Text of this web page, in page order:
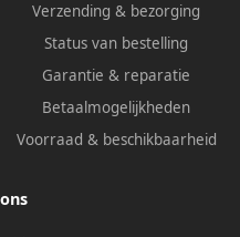
Verzending & bezorging
Status van bestelling
Garantie & reparatie
Betaalmogelijkheden
Voorraad & beschikbaarheid